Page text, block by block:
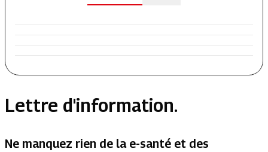
Lettre d'information.
Ne manquez rien de la e-santé et des